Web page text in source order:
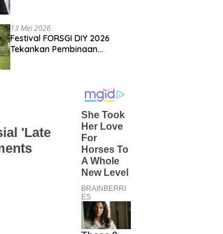
13 Mei 2026
Festival FORSGI DIY 2026
Tekankan Pembinaan